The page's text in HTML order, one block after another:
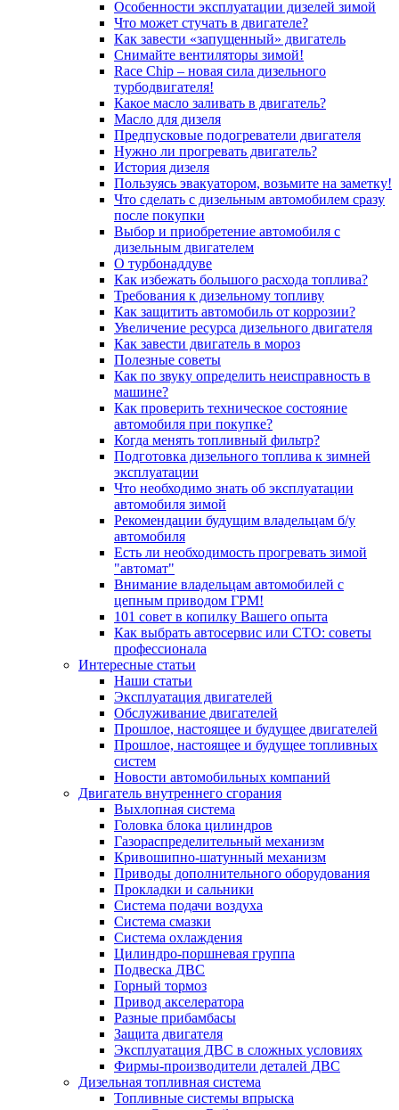
Особенности эксплуатации дизелей зимой
Что может стучать в двигателе?
Как завести «запущенный» двигатель
Снимайте вентиляторы зимой!
Race Chip – новая сила дизельного
турбодвигателя!
Какое масло заливать в двигатель?
Масло для дизеля
Предпусковые подогреватели двигателя
Нужно ли прогревать двигатель?
История дизеля
Пользуясь эвакуатором, возьмите на заметку!
Что сделать с дизельным автомобилем сразу
после покупки
Выбор и приобретение автомобиля с
дизельным двигателем
О турбонаддуве
Как избежать большого расхода топлива?
Требования к дизельному топливу
Как защитить автомобиль от коррозии?
Увеличение ресурса дизельного двигателя
Как завести двигатель в мороз
Полезные советы
Как по звуку определить неисправность в
машине?
Как проверить техническое состояние
автомобиля при покупке?
Когда менять топливный фильтр?
Подготовка дизельного топлива к зимней
эксплуатации
Что необходимо знать об эксплуатации
автомобиля зимой
Рекомендации будущим владельцам б/у
автомобиля
Есть ли необходимость прогревать зимой
"автомат"
Внимание владельцам автомобилей с
цепным приводом ГРМ!
101 совет в копилку Вашего опыта
Как выбрать автосервис или СТО: советы
профессионала
Интересные статьи
Наши статьи
Эксплуатация двигателей
Обслуживание двигателей
Прошлое, настоящее и будущее двигателей
Прошлое, настоящее и будущее топливных
систем
Новости автомобильных компаний
Двигатель внутреннего сгорания
Выхлопная система
Головка блока цилиндров
Газораспределительный механизм
Кривошипно-шатунный механизм
Приводы дополнительного оборудования
Прокладки и сальники
Система подачи воздуха
Система смазки
Система охлаждения
Цилиндро-поршневая группа
Подвеска ДВС
Горный тормоз
Привод акселератора
Разные прибамбасы
Защита двигателя
Эксплуатация ДВС в сложных условиях
Фирмы-производители деталей ДВС
Дизельная топливная система
Топливные системы впрыска